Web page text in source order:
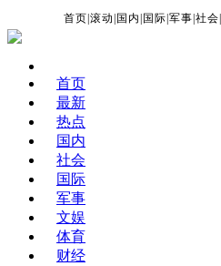
首页 |滚动 国内 国际 |军事 |社会
首页
最新
热点
国内
社会
国际
军事
文娱
体育
财经